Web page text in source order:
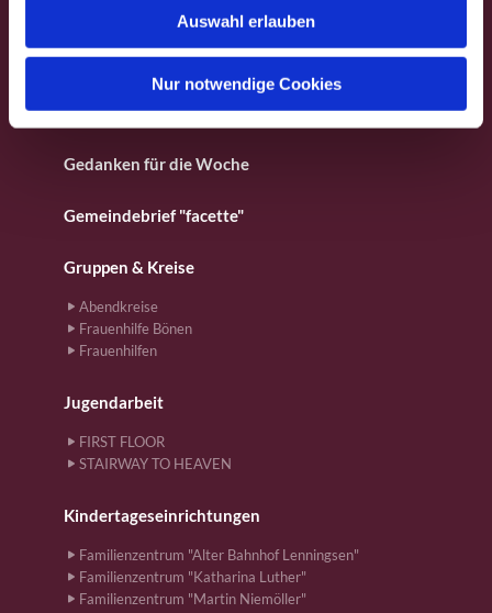
Auswahl erlauben
Nur notwendige Cookies
Für Kinder
Gebete
Gedanken für die Woche
Gemeindebrief "facette"
Gruppen & Kreise
Abendkreise
Frauenhilfe Bönen
Frauenhilfen
Jugendarbeit
FIRST FLOOR
STAIRWAY TO HEAVEN
Kindertageseinrichtungen
Familienzentrum "Alter Bahnhof Lenningsen"
Familienzentrum "Katharina Luther"
Familienzentrum "Martin Niemöller"